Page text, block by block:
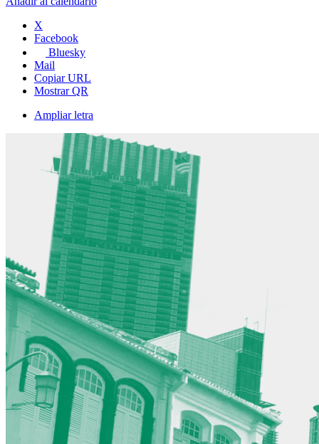
X
Facebook
Bluesky
Mail
Copiar URL
Mostrar QR
Ampliar letra